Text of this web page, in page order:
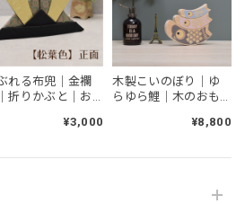
れる布兜｜金襴
折りかぶと｜お
き｜五月人形｜端
¥3,000
木製こいのぼり｜ゆ
らゆら鯉｜木のおも
どき｜スタイリッシ
月人形｜端午の節句
¥8,800